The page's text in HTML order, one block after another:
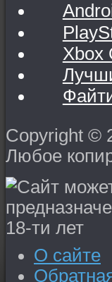
Xbox
Copyright ©
Любое
О сайте